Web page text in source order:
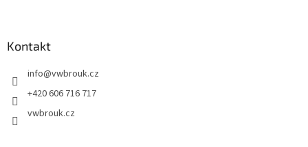
Kontakt
info@vwbrouk.cz
+420 606 716 717
vwbrouk.cz